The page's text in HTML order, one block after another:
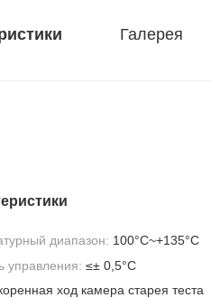
Галерея
диапазон: 100°С~+135°С
управления: ≤± 0,5°С
ход камера старея теста